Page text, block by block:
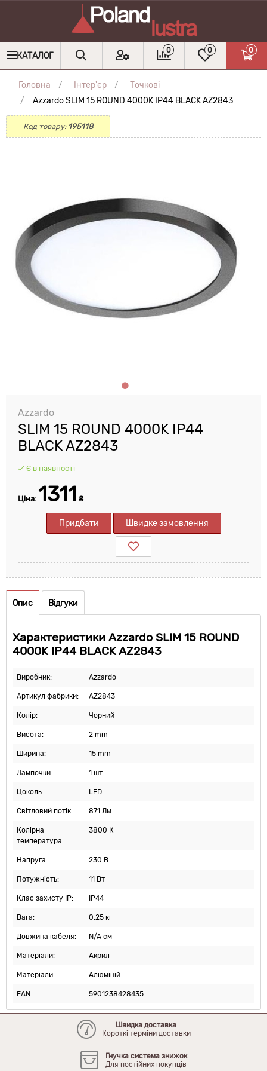
КАТАЛОГ
0 0 0
Головна Інтер'єр
Точкові
Azzardo SLIM 15 ROUND 4000K IP44 BLACK AZ2843
Код товару: 195118
Azzardo
SLIM 15 ROUND 4000K IP44
BLACK AZ2843
Є в наявності
Ціна: 1311 ₴
Придбати Швидке замовлення
Опис Відгуки
Характеристики Azzardo SLIM 15 ROUND
4000K IP44 BLACK AZ2843
Виробник: Azzardo
Артикул фабрики: AZ2843
Колір: Чорний
Висота: 2 mm
Ширина: 15 mm
Лампочки: 1 шт
Цоколь: LED
Світловий потік: 871 Лм
Колірна
температура:
3800 К
Напруга: 230 В
Потужність: 11 Вт
Клас захисту IP: IP44
Вага: 0.25 кг
Довжина кабеля: N/A см
Матеріали: Акрил
Матеріали: Алюміній
EAN: 5901238428435
Швидка доставка
Короткі терміни доставки
Гнучка система знижок
Для постійних покупців